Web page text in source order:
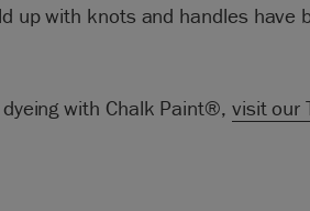
up with knots and handles have
with Chalk Paint®, visit our